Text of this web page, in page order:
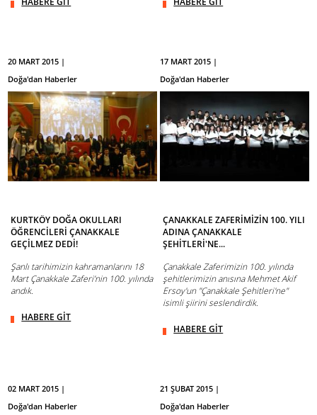
20 MART 2015 |
Doğa'dan Haberler
KURTKÖY DOĞA OKULLARI
ÖĞRENCİLERİ ÇANAKKALE
GEÇİLMEZ DEDİ!
Şanlı tarihimizin kahramanlarını 18
Mart Çanakkale Zaferi’nin 100. yılında
andık.
HABERE GİT
17 MART 2015 |
Doğa'dan Haberler
ÇANAKKALE ZAFERİMİZİN 100. YILI
ADINA ÇANAKKALE
ŞEHİTLERİ'NE...
Çanakkale Zaferimizin 100. yılında
şehitlerimizin anısına Mehmet Akif
Ersoy'un "Çanakkale Şehitleri'ne"
isimli şiirini seslendirdik.
HABERE GİT
02 MART 2015 |
Doğa'dan Haberler
21 ŞUBAT 2015 |
Doğa'dan Haberler